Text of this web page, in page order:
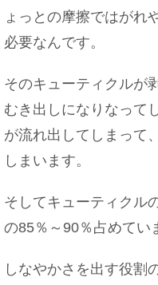
ょっとの摩擦ではがれ
必要なんです。
そのキューティクルが
むき出しになりなって
が流れ出してしまって
しまいます。
そしてキューティクル
の85％～90％占めてい
しなやかさを出す役割